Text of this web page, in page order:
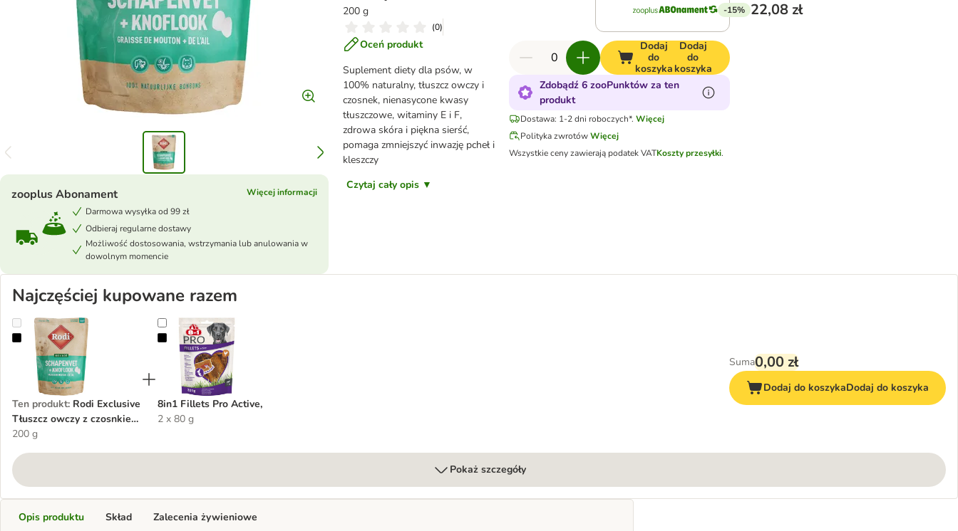
200 g
(0)
Oceń produkt
Suplement diety dla psów, w
100% naturalny, tłuszcz owczy i
czosnek, nienasycone kwasy
tłuszczowe, witaminy E i F,
zdrowa skóra i piękna sierść,
pomaga zmniejszyć inwazję pcheł i
kleszczy
Czytaj cały opis ▼
zooplus Abonament
Więcej informacji
Darmowa wysyłka od 99 zł
Odbieraj regularne dostawy
Możliwość dostosowania, wstrzymania lub anulowania w
dowolnym momencie
-15% 22,08 zł
Dodaj
do
koszyka
Dodaj
do
koszyka
Zdobądź 6 zooPunktów za ten
produkt
Dostawa: 1-2 dni roboczych*. Więcej
Polityka zwrotów Więcej
Wszystkie ceny zawierają podatek VATKoszty przesyłki.
Najczęściej kupowane razem
Rodi Exclusive Tłuszcz owczy z czosnkiem dla psów
Ten produkt: Rodi Exclusive
Tłuszcz owczy z czosnkiem
dla psów
200 g
8in1 Fillets Pro Active,
8in1 Fillets Pro Active,
2 x 80 g
Suma0,00 zł
Dodaj do koszykaDodaj do koszyka
Pokaż szczegóły
Opis produktu Skład Zalecenia żywieniowe